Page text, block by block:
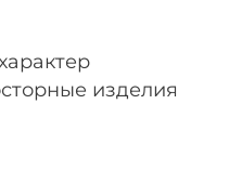
изделия